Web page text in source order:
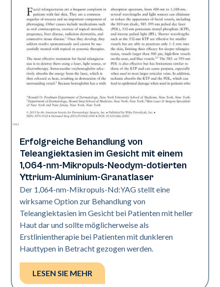
Vaskulär
Erfolgreiche Behandlung von
Teleangiektasien im Gesicht mit einem
1,064-nm-Mikropuls-Neodym-dotierten
Yttrium-Aluminium-Granatlaser
Der 1,064-nm-Mikropuls-Nd:YAG stellt eine
wirksame Option zur Behandlung von
Teleangiektasien im Gesicht bei Patienten mit heller
Haut dar und sollte möglicherweise als
Erstlinientherapie bei Patienten mit dunkleren
Hauttypen in Betracht gezogen werden.
LESEN SIE MEHR